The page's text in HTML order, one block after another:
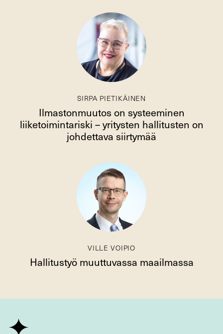
SIRPA PIETIKÄINEN
Ilmastonmuutos on systeeminen
liiketoimintariski – yritysten hallitusten on
johdettava siirtymää
VILLE VOIPIO
Hallitustyö muuttuvassa maailmassa